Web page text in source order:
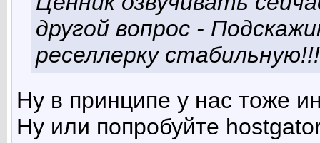
другой вопрос -
реселлерку стабильную!!!
Ну в принципе у нас тоже
Ну или попробуйте